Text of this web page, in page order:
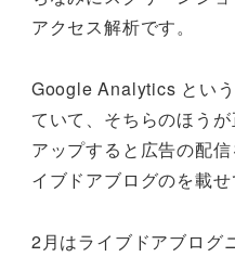
アクセス解析です。
Google Analytics とい
ていて、そちらのほう
アップすると広告の配
イブドアブログのを載せ
2月はライブドアブログ